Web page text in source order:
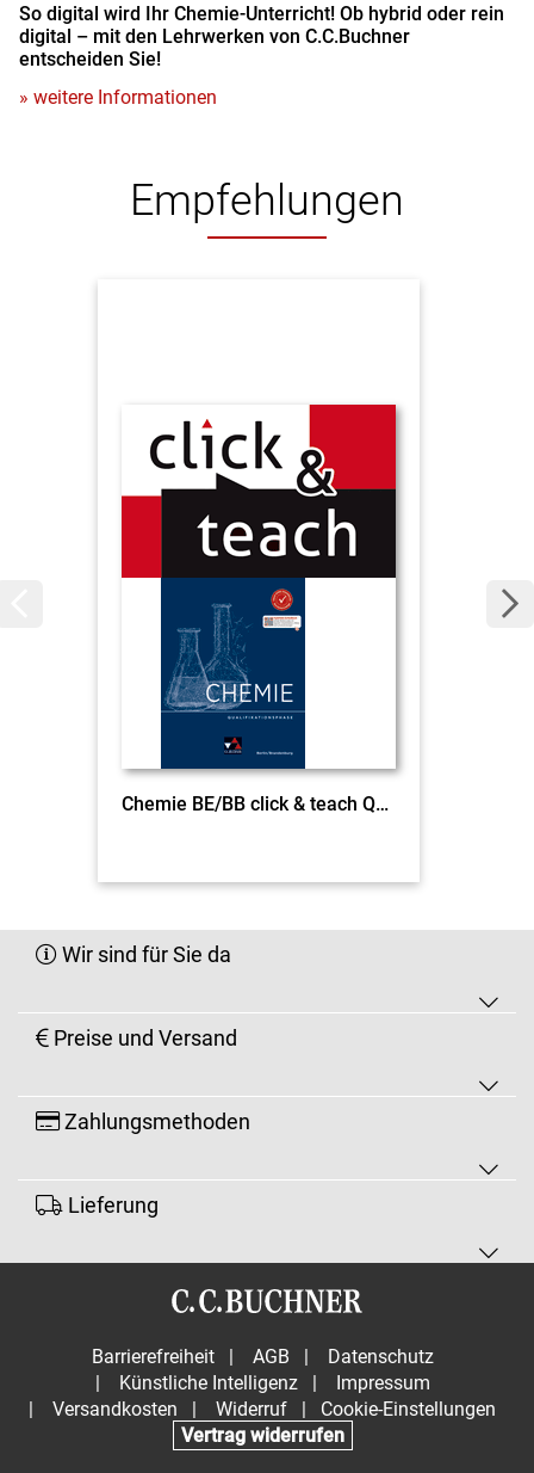
So digital wird Ihr Chemie-Unterricht! Ob hybrid oder rein
digital – mit den Lehrwerken von C.C.Buchner
entscheiden Sie!
» weitere Informationen
Empfehlungen
Chemie BE/BB click & teach Qualifikationsphase EL
Wir sind für Sie da
Preise und Versand
Zahlungsmethoden
Lieferung
Barrierefreiheit | AGB |
Datenschutz
|
Künstliche Intelligenz |
Impressum
|
Versandkosten | Widerruf |
Cookie-Einstellungen
Vertrag widerrufen